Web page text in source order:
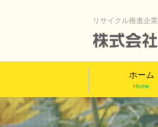
リサイクル推進企業
ホーム
Home